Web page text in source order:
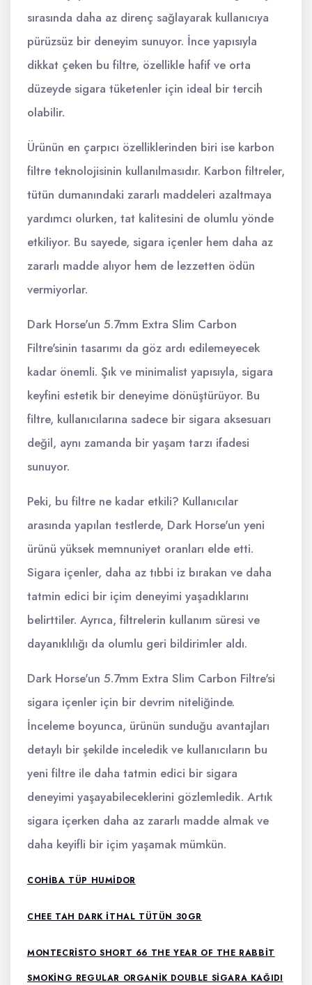
sırasında daha az direnç sağlayarak kullanıcıya
pürüzsüz bir deneyim sunuyor. İnce yapısıyla
dikkat çeken bu filtre, özellikle hafif ve orta
düzeyde sigara tüketenler için ideal bir tercih
olabilir.
Ürünün en çarpıcı özelliklerinden biri ise karbon
filtre teknolojisinin kullanılmasıdır. Karbon filtreler,
tütün dumanındaki zararlı maddeleri azaltmaya
yardımcı olurken, tat kalitesini de olumlu yönde
etkiliyor. Bu sayede, sigara içenler hem daha az
zararlı madde alıyor hem de lezzetten ödün
vermiyorlar.
Dark Horse'un 5.7mm Extra Slim Carbon
Filtre'sinin tasarımı da göz ardı edilemeyecek
kadar önemli. Şık ve minimalist yapısıyla, sigara
keyfini estetik bir deneyime dönüştürüyor. Bu
filtre, kullanıcılarına sadece bir sigara aksesuarı
değil, aynı zamanda bir yaşam tarzı ifadesi
sunuyor.
Peki, bu filtre ne kadar etkili? Kullanıcılar
arasında yapılan testlerde, Dark Horse'un yeni
ürünü yüksek memnuniyet oranları elde etti.
Sigara içenler, daha az tıbbi iz bırakan ve daha
tatmin edici bir içim deneyimi yaşadıklarını
belirttiler. Ayrıca, filtrelerin kullanım süresi ve
dayanıklılığı da olumlu geri bildirimler aldı.
Dark Horse'un 5.7mm Extra Slim Carbon Filtre'si
sigara içenler için bir devrim niteliğinde.
İnceleme boyunca, ürünün sunduğu avantajları
detaylı bir şekilde inceledik ve kullanıcıların bu
yeni filtre ile daha tatmin edici bir sigara
deneyimi yaşayabileceklerini gözlemledik. Artık
sigara içerken daha az zararlı madde almak ve
daha keyifli bir içim yaşamak mümkün.
COHIBA TÜP HUMIDOR
CHEE TAH DARK ITHAL TÜTÜN 30GR
MONTECRISTO SHORT 66 THE YEAR OF THE RABBIT
SMOKING REGULAR ORGANIK DOUBLE SIGARA KAĞIDI